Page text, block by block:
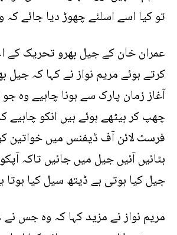
تو کیا اسے اسلئے چھوڑ دیا جائے کہ
عمران خان کے جیل بھرو تحریک کے
کرتے ہوئے مریم نواز نے کہا کہ جیل
آغاز زمان پارک سے ہونا چاہیے وہ
چھپ کر بیٹھے ہوئے ہیں انکو چاہیے
فرسٹ لائن آف ڈیفنس میں خواتین کو
ہٹائیں آئیں جیل میں جائیں تاکہ
جیل کیا ہوتی ہے ڈیتھ سیل کیا ہوتا
مریم نواز نے مزید کہا کہ وہ جس